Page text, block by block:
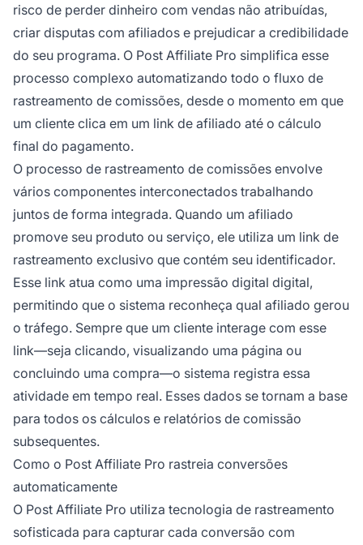
risco de perder dinheiro com vendas não atribuídas,
criar disputas com afiliados e prejudicar a credibilidade
do seu programa. O Post Affiliate Pro simplifica esse
processo complexo automatizando todo o fluxo de
rastreamento de comissões, desde o momento em que
um cliente clica em um link de afiliado até o cálculo
final do pagamento.
O processo de rastreamento de comissões envolve
vários componentes interconectados trabalhando
juntos de forma integrada. Quando um afiliado
promove seu produto ou serviço, ele utiliza um link de
rastreamento exclusivo que contém seu identificador.
Esse link atua como uma impressão digital digital,
permitindo que o sistema reconheça qual afiliado gerou
o tráfego. Sempre que um cliente interage com esse
link—seja clicando, visualizando uma página ou
concluindo uma compra—o sistema registra essa
atividade em tempo real. Esses dados se tornam a base
para todos os cálculos e relatórios de comissão
subsequentes.
Como o Post Affiliate Pro rastreia conversões
automaticamente
O Post Affiliate Pro utiliza tecnologia de rastreamento
sofisticada para capturar cada conversão com